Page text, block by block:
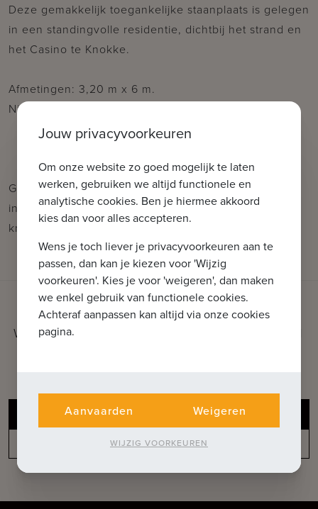
Deze gemakkelijk toegankelijke staanplaats is gelegen
in een standingvolle residentie, dichtbij het strand en
het Casino te Knokke.
Afmetingen: 3,20 m x 6 m.
Niveau -2. Geen liftsysteem.
Geeft u gerust een seintje indien u bijkomende
informatie wenst: tel. : 050 62 44 14 of via
knokke@immax.be
WAT KUNNEN WE VOOR U BETEKENEN
Gratis schatting van uw pand
Niet gevonden wat u zoekt?
Jouw privacyvoorkeuren
Om onze website zo goed mogelijk te laten
werken, gebruiken we altijd functionele en
analytische cookies. Ben je hiermee akkoord
kies dan voor alles accepteren.
Wens je toch liever je privacyvoorkeuren aan te
passen, dan kan je kiezen voor 'Wijzig
voorkeuren'. Kies je voor 'weigeren', dan maken
we enkel gebruik van functionele cookies.
Achteraf aanpassen kan altijd via onze cookies
pagina.
Aanvaarden Weigeren
WIJZIG VOORKEUREN